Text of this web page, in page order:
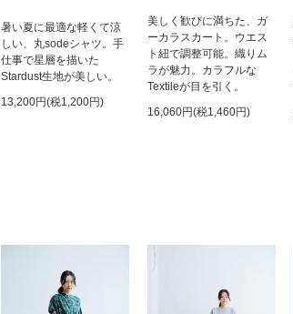
暑い夏に最適な軽くて涼
しい、丸sodeシャツ。手
仕事で星層を描いた
Stardust生地が美しい。
13,200円(税1,200円)
美しく歓びに満ちた、ガ
ーカラスカート。ウエス
ト紐で調整可能。織りム
ラが魅力。カラフルな
Textileが目を引く。
16,060円(税1,460円)